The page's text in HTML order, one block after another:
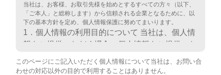
当社は、お客様、お取引先様を始めとするすべての方々（以下、
「ご本人」と総称します）から信頼される企業となるために、以
下の基本方針を定め、個人情報保護に努めてまいります。
1．個人情報の利用目的について 当社は、個人情
報をご提供いただく場合、個人情報をご提供いた
す。 2．個人情報の第三者への開示について 当社
このページにご記入いただく個人情報について当社は、お問い合
わせの対応以外の目的で利用することはありません。